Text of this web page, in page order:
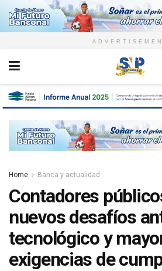
Home Banca y actualidad
Contadores
nuevos desafíos
tecnológico y
exigencias de